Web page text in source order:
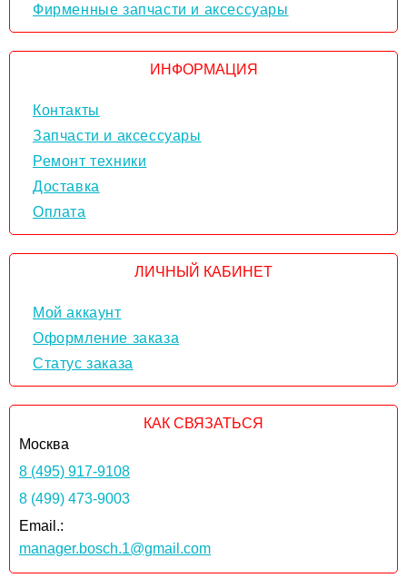
Фирменные запчасти и аксессуары
ИНФОРМАЦИЯ
Контакты
Запчасти и аксессуары
Ремонт техники
Доставка
Оплата
ЛИЧНЫЙ КАБИНЕТ
Мой аккаунт
Оформление заказа
Статус заказа
КАК СВЯЗАТЬСЯ
Москва
8 (495) 917-9108
8 (499) 473-9003
Email.:
manager.bosch.1@gmail.com